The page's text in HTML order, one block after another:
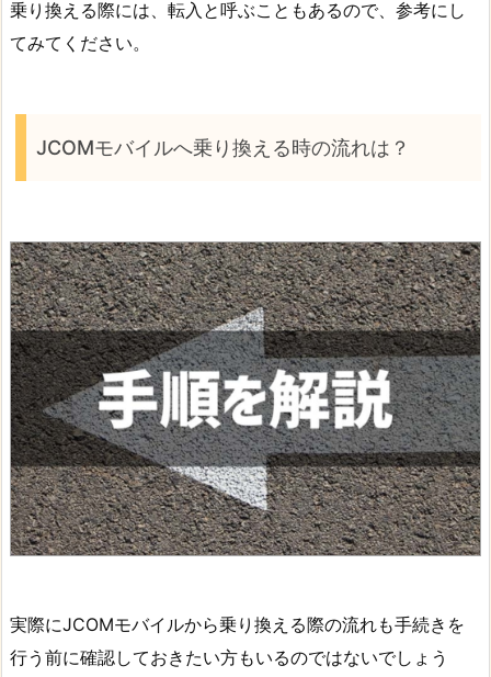
乗り換える際には、転入と呼ぶこともあるので、参考にし
てみてください。
JCOMモバイルへ乗り換える時の流れは？
実際にJCOMモバイルから乗り換える際の流れも手続きを
行う前に確認しておきたい方もいるのではないでしょう